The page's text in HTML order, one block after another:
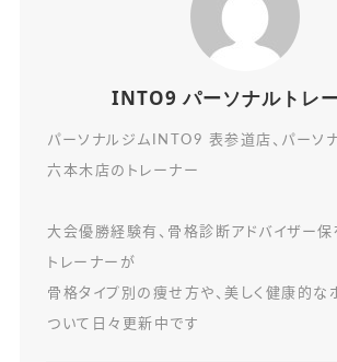
INTO9 パーソナルトレ
パーソナルジムINTO9 表参道店、パーソ
六本木店のトレーナー
大会優勝経験有、骨格診断アドバイザー保
トレーナーが
骨格タイプ別の痩せ方や、美しく健康的な
ついて日々更新中です